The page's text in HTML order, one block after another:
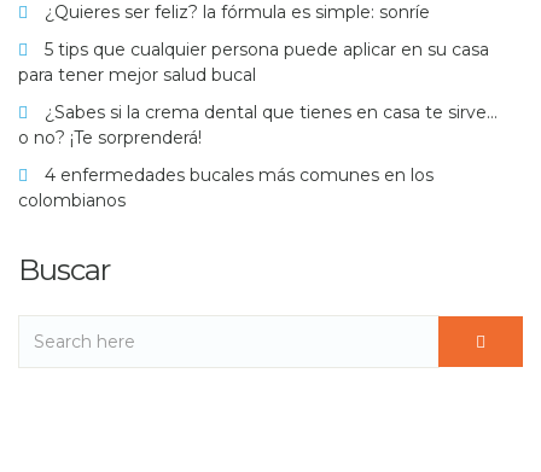
¿Quieres ser feliz? la fórmula es simple: sonríe
5 tips que cualquier persona puede aplicar en su casa
para tener mejor salud bucal
¿Sabes si la crema dental que tienes en casa te sirve…
o no? ¡Te sorprenderá!
4 enfermedades bucales más comunes en los
colombianos
Buscar